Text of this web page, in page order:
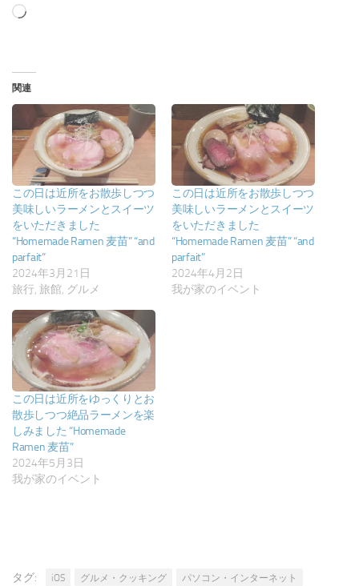
読
み
中…
関連
この日は近所をお散歩しつつ
美味しいラーメンとスイーツ
をいただきました
“Homemade Ramen 麦苗” “and
parfait”
2024年3月21日
旅行, 旅館, グルメ
この日は近所をお散歩しつつ
美味しいラーメンとスイーツ
をいただきました
“Homemade Ramen 麦苗” “and
parfait”
2024年4月2日
我が家のイベント
この日は近所をゆっくりとお
散歩しつつ絶品ラーメンを楽
しみました “Homemade
Ramen 麦苗”
2024年5月3日
我が家のイベント
タグ: iOS グルメ・クッキング
パソコン・インターネット